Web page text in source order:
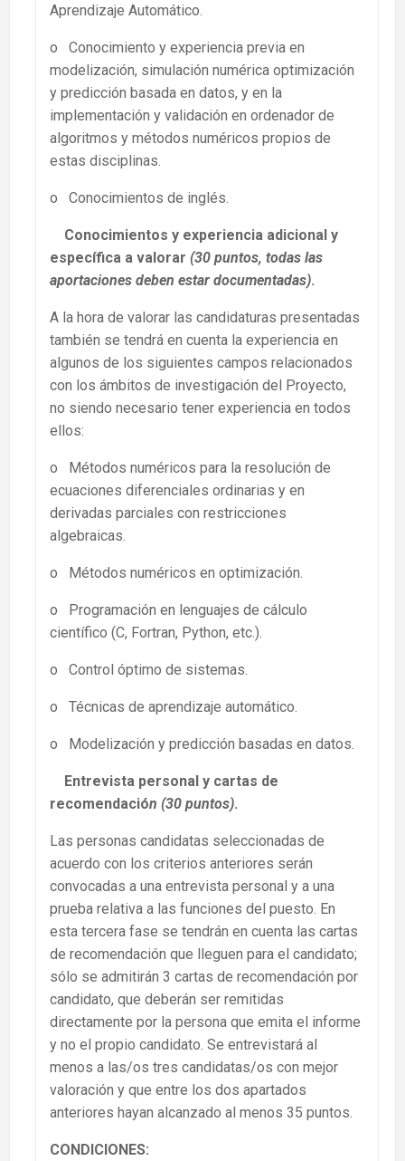
Aprendizaje Automático.
o Conocimiento y experiencia previa en
modelización, simulación numérica optimización
y predicción basada en datos, y en la
implementación y validación en ordenador de
algoritmos y métodos numéricos propios de
estas disciplinas.
o Conocimientos de inglés.
Conocimientos y experiencia adicional y
específica a valorar (30 puntos, todas las
aportaciones deben estar documentadas).
A la hora de valorar las candidaturas presentadas
también se tendrá en cuenta la experiencia en
algunos de los siguientes campos relacionados
con los ámbitos de investigación del Proyecto,
no siendo necesario tener experiencia en todos
ellos:
o Métodos numéricos para la resolución de
ecuaciones diferenciales ordinarias y en
derivadas parciales con restricciones
algebraicas.
o Métodos numéricos en optimización.
o Programación en lenguajes de cálculo
científico (C, Fortran, Python, etc.).
o Control óptimo de sistemas.
o Técnicas de aprendizaje automático.
o Modelización y predicción basadas en datos.
Entrevista personal y cartas de
recomendación (30 puntos).
Las personas candidatas seleccionadas de
acuerdo con los criterios anteriores serán
convocadas a una entrevista personal y a una
prueba relativa a las funciones del puesto. En
esta tercera fase se tendrán en cuenta las cartas
de recomendación que lleguen para el candidato;
sólo se admitirán 3 cartas de recomendación por
candidato, que deberán ser remitidas
directamente por la persona que emita el informe
y no el propio candidato. Se entrevistará al
menos a las/os tres candidatas/os con mejor
valoración y que entre los dos apartados
anteriores hayan alcanzado al menos 35 puntos.
CONDICIONES: